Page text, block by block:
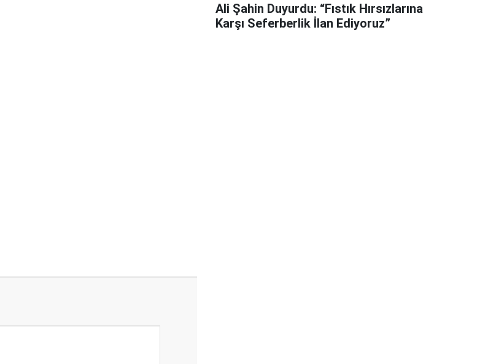
Ali Şahin Duyurdu: “Fıstık Hırsızlarına
Karşı Seferberlik İlan Ediyoruz”